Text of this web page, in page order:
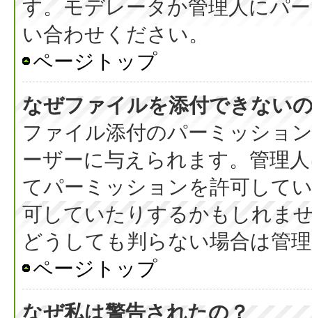
す。モデレータか管理人にパ
い合わせください。
ページトップ
なぜファイルを添付できない
ファイル添付のパーミッショ
ーザーに与えられます。管理
てパーミッションを許可して
可していたりするかもしれま
どうしても判らない場合は管
ページトップ
なぜ私は警告されたの？